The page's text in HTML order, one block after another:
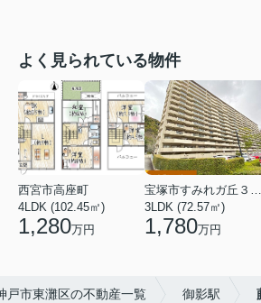
よく見られている物件
西宮市高座町
4LDK (102.45㎡)
1,280万円
宝塚市すみれガ丘３丁目
3LDK (72.57㎡)
1,780万円
戸市東灘区の不動産一覧 御影駅